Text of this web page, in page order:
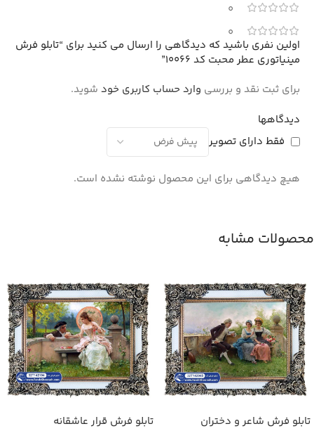
0
0
دیدگاهها
فقط دارای تصویر
هیچ دیدگاهی برای این محصول نوشته نشده است.
اولین نفری باشید که دیدگاهی را ارسال می کنید برای “تابلو فرش
مینیاتوری عطر محبت کد 10066”
برای ثبت نقد و بررسی وارد حساب کاربری خود شوید.
محصولات مشابه
تابلو فرش شاعر و دختران تابلو فرش قرار عاشقانه